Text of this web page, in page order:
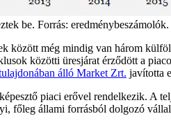
be. Forrás: eredménybeszámolók.
között még mindig van három
közötti üresjárat érződött a
álló Market Zrt. javította
piaci erővel rendelkezik.
főleg állami forrásból dolgozó